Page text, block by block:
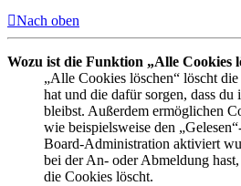
Nach oben
Wozu ist die Funktion „Alle Cookies
„Alle Cookies löschen“ löscht
hat und die dafür sorgen, dass du
bleibst. Außerdem ermöglichen
wie beispielsweise den
Board-Administration aktiviert
bei der An- oder Abmeldung
die Cookies löscht.